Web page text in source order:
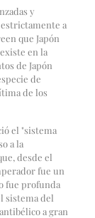
y
a
que Japón
en la
de Japón
de
de los
el "sistema
a la
desde el
fue un
fue profunda
sistema del
a gran